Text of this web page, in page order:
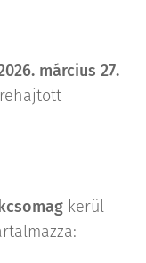
március 27.
kerül